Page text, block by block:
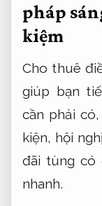
pháp
kiệm
Cho thuê
giúp bạn
cần phải
kiện, hội
đãi tùng có
nhanh.